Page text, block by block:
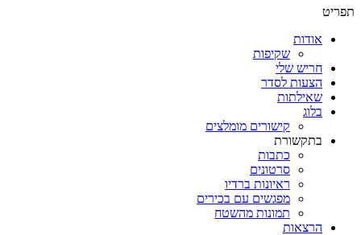
תפריט
אודות
שקיפות
חריש שלי
הצעות לסדר
שאילתות
בלוג
קישורים מומלצים
בתקשורת
כתבות
סרטונים
ראיונות ברדיו
מפגשים עם בכירים
תמונות מהשטח
הרצאות